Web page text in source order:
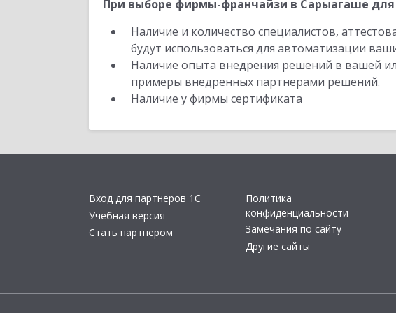
При выборе фирмы-франчайзи в Сарыагаше для
Наличие и количество специалистов,
будут использоваться для автоматизации
Наличие опыта внедрения решений в вашей
примеры внедренных партнерами решений.
Наличие у фирмы сертификата
Вход для партнеров 1С
Учебная версия
Стать партнером
Политика
конфиденциальности
Замечания по сайту
Другие сайты